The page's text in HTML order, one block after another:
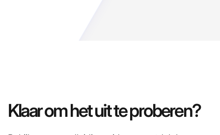
Klaar om het uit te proberen?